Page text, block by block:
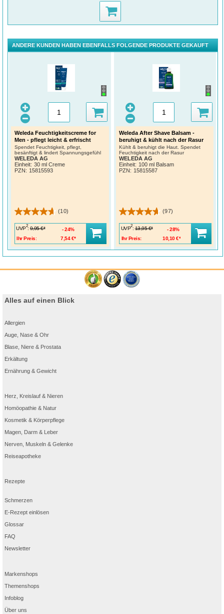
ANDERE KUNDEN HABEN EBENFALLS FOLGENDE PRODUKTE GEKAUFT
Weleda Feuchtigkeitscreme for
Men - pflegt leicht & erfrischt
Spendet Feuchtigkeit, pflegt,
besänftigt & lindert Spannungsgefühl
WELEDA AG
Einheit: 30 ml Creme
PZN : 15815593
(10)
UVP
2
: 9,95 €*
Ihr Preis:
7,54 €*
24%
Weleda After Shave Balsam -
beruhigt & kühlt nach der Rasur
Kühlt & beruhigt die Haut. Spendet
Feuchtigkeit nach der Rasur
WELEDA AG
Einheit: 100 ml Balsam
PZN : 15815587
(97)
UVP
2
: 13,95 €*
Ihr Preis:
10,10 €*
28%
Alles auf einen Blick
Allergien
Auge, Nase & Ohr
Blase, Niere & Prostata
Erkältung
Ernährung & Gewicht
Herz, Kreislauf & Nieren
Homöopathie & Natur
Kosmetik & Körperpflege
Magen, Darm & Leber
Nerven, Muskeln & Gelenke
Reiseapotheke
Rezepte
Schmerzen
E-Rezept einlösen
Glossar
FAQ
Newsletter
Markenshops
Themenshops
Infoblog
Über uns